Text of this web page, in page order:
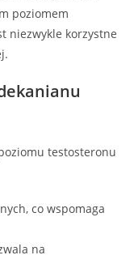
poziomem
niezwykle korzystne
testosteronu
co wspomaga
na